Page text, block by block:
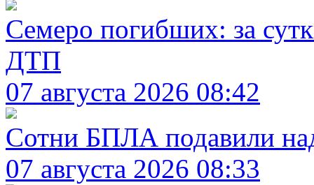
Семеро погибших: за
ДТП
07 августа 2026 08:42
Сотни БПЛА подавили
07 августа 2026 08:33